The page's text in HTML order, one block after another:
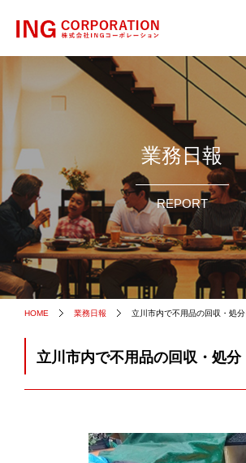
業務日報
REPORT
HOME 業務日報 立川市内で不用品の回収・処分
立川市内で不用品の回収・処分